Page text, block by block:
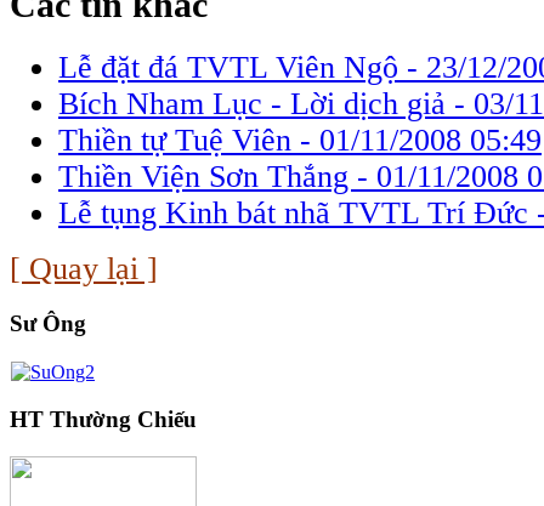
Lễ đặt đá TVTL Viên Ngộ - 23/12/
Bích Nham Lục - Lời dịch giả - 03/
Thiền tự Tuệ Viên - 01/11/2008 05:49
Thiền Viện Sơn Thắng - 01/11/2008
Lễ tụng Kinh bát nhã TVTL Trí Đức
[ Quay lại ]
Sư Ông
HT Thường Chiếu